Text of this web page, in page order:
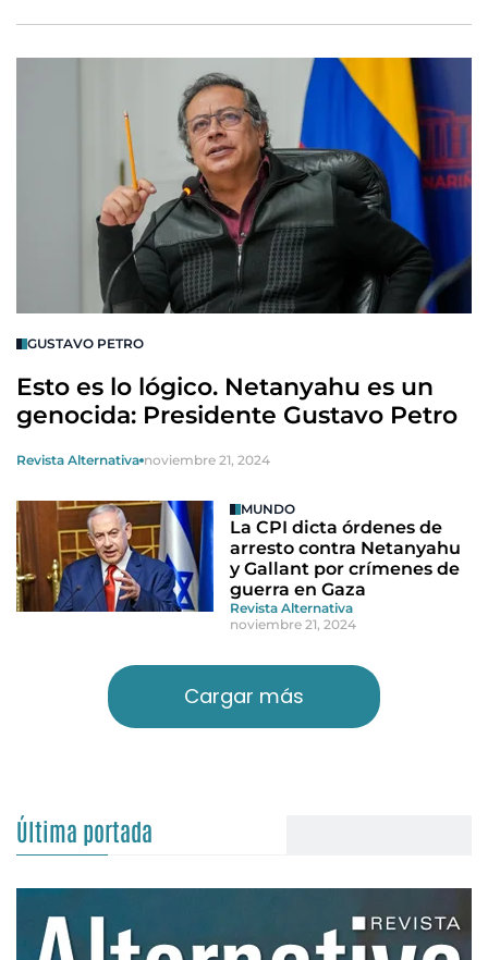
GUSTAVO PETRO
Esto es lo lógico. Netanyahu es un
genocida: Presidente Gustavo Petro
Revista Alternativa noviembre 21, 2024
MUNDO
La CPI dicta órdenes de
arresto contra Netanyahu
y Gallant por crímenes de
guerra en Gaza
Revista Alternativa
noviembre 21, 2024
Cargar más
Última portada